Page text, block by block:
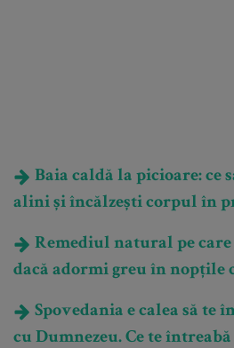
Baia caldă la picioare: ce
alini și încălzești corpul în
Remediul natural pe
dacă adormi greu în nopțile
Spovedania e calea să te
cu Dumnezeu. Ce te